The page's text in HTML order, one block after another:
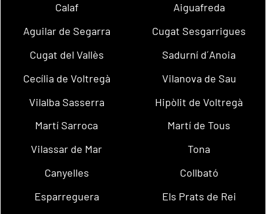
Calaf
Aiguafreda
Aguilar de Segarra
Cugat Sesgarrigues
Cugat del Vallès
Sadurní d´Anoia
Cecília de Voltregà
Vilanova de Sau
Vilalba Sasserra
Hipòlit de Voltregà
Martí Sarroca
Martí de Tous
Vilassar de Mar
Tona
Canyelles
Collbató
Esparreguera
Els Prats de Rei